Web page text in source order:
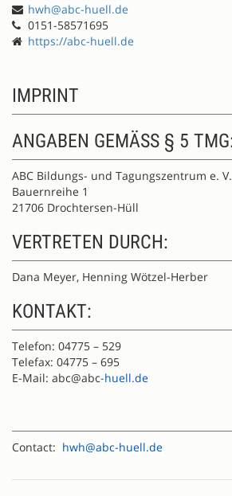
hwh@abc-huell.de
0151-58571695
https://abc-huell.de
IMPRINT
ANGABEN GEMÄSS § 5 TMG:
ABC Bildungs- und Tagungszentrum e. V.
Bauernreihe 1
21706 Drochtersen-Hüll
VERTRETEN DURCH:
Dana Meyer, Henning Wötzel-Herber
KONTAKT:
Telefon: 04775 – 529
Telefax: 04775 – 695
E-Mail: abc@abc-huell.de
Contact: hwh@abc-huell.de